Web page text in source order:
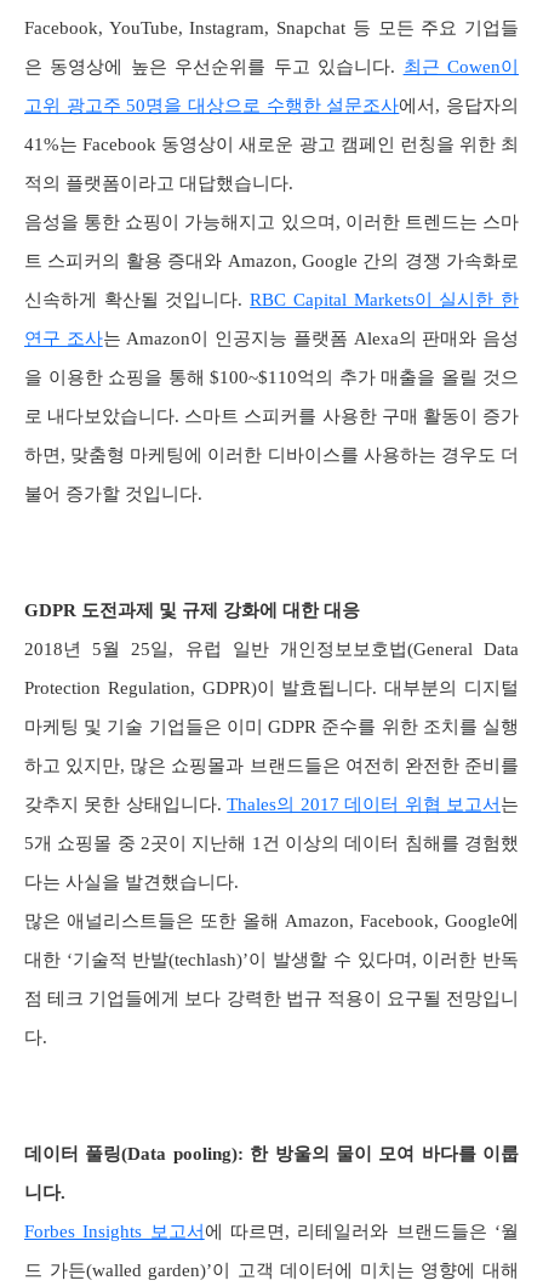
Facebook, YouTube, Instagram, Snapchat 등 모든 주요 기업들
은 동영상에 높은 우선순위를 두고 있습니다. 최근 Cowen이
고위 광고주 50명을 대상으로 수행한 설문조사에서, 응답자의
41%는 Facebook 동영상이 새로운 광고 캠페인 런칭을 위한 최
적의 플랫폼이라고 대답했습니다.
음성을 통한 쇼핑이 가능해지고 있으며, 이러한 트렌드는 스마
트 스피커의 활용 증대와 Amazon, Google 간의 경쟁 가속화로
신속하게 확산될 것입니다.RBC Capital Markets이 실시한 한
연구 조사는 Amazon이 인공지능 플랫폼 Alexa의 판매와 음성
을 이용한 쇼핑을 통해 $100~$110억의 추가 매출을 올릴 것으
로 내다보았습니다. 스마트 스피커를 사용한 구매 활동이 증가
하면, 맞춤형 마케팅에 이러한 디바이스를 사용하는 경우도 더
불어 증가할 것입니다.
GDPR 도전과제 및 규제 강화에 대한 대응
2018년 5월 25일, 유럽 일반 개인정보보호법(General Data
Protection Regulation, GDPR)이 발효됩니다. 대부분의 디지털
마케팅 및 기술 기업들은 이미 GDPR 준수를 위한 조치를 실행
하고 있지만, 많은 쇼핑몰과 브랜드들은 여전히 완전한 준비를
갖추지 못한 상태입니다. Thales의 2017 데이터 위협 보고서는
5개 쇼핑몰 중 2곳이 지난해 1건 이상의 데이터 침해를 경험했
다는 사실을 발견했습니다.
많은 애널리스트들은 또한 올해 Amazon, Facebook, Google에
대한 ‘기술적 반발(techlash)’이 발생할 수 있다며, 이러한 반독
점 테크 기업들에게 보다 강력한 법규 적용이 요구될 전망입니
다.
데이터 풀링(Data pooling): 한 방울의 물이 모여 바다를 이룹
니다.
Forbes Insights 보고서에 따르면, 리테일러와 브랜드들은 ‘월
드 가든(walled garden)’이 고객 데이터에 미치는 영향에 대해